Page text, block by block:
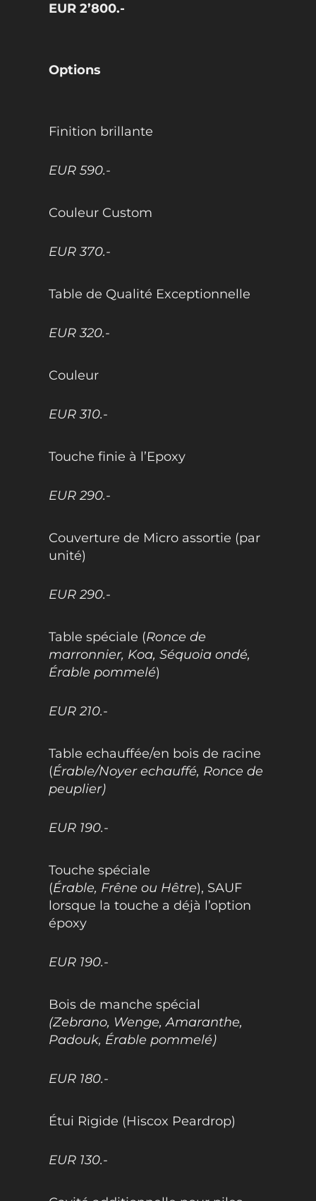
EUR 2’800.-
Options
Finition brillante
EUR 590.-
Couleur Custom
EUR 370.-
Table de Qualité Exceptionnelle
EUR 320.-
Couleur
EUR 310.-
Touche finie à l’Epoxy
EUR 290.-
Couverture de Micro assortie (par
unité)
EUR 290.-
Table spéciale (Ronce de
marronnier, Koa, Séquoia ondé,
Érable pommelé)
EUR 210.-
Table echauffée/en bois de racine
(Érable/Noyer echauffé, Ronce de
peuplier)
EUR 190.-
Touche spéciale
(Érable, Frêne ou Hêtre), SAUF
lorsque la touche a déjà l’option
époxy
EUR 190.-
Bois de manche spécial
(Zebrano, Wenge, Amaranthe,
Padouk, Érable pommelé)
EUR 180.-
Étui Rigide (Hiscox Peardrop)
EUR 130.-